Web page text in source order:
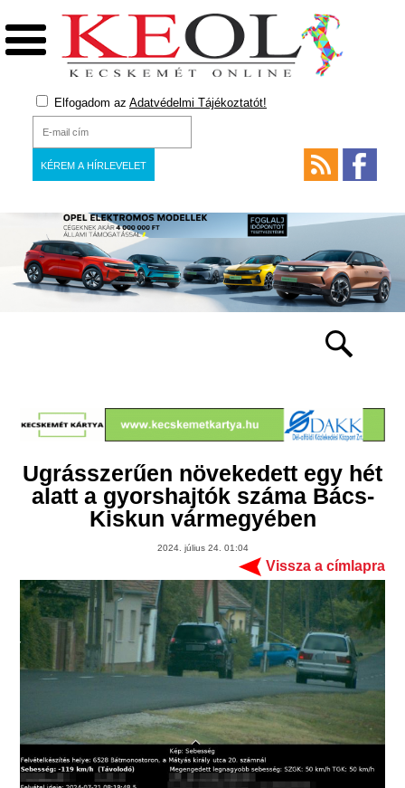
Elfogadom az Adatvédelmi Tájékoztatót!
Ugrásszerűen növekedett egy hét
alatt a gyorshajtók száma Bács-
Kiskun vármegyében
2024. július 24. 01:04
Vissza a címlapra